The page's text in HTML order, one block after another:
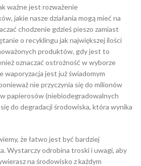
ważne jest rozważenie
jakie nasze działania mogą mieć na
chodzenie gdzieś pieszo zamiast
o recyklingu jak największej ilości
produktów, gdy jest to
oznaczać ostrożność w wyborze
waporyzacja jest już świadomym
nie przyczynia się do milionów
papierosów (niebiodegradowalnych
do degradacji środowiska, która wynika
że łatwo jest być bardziej
Wystarczy odrobina troski i uwagi, aby
na środowisko z każdym